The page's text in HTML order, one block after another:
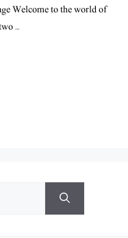
Welcome to the world of
…